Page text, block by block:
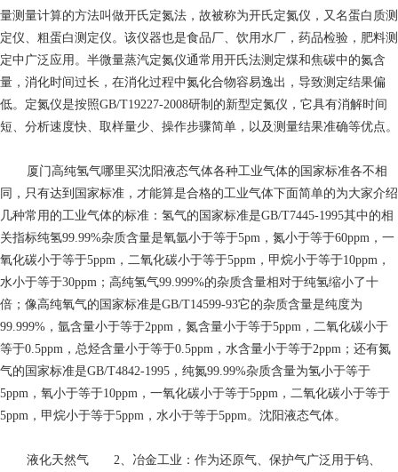
量测量计算的方法叫做开氏定氮法，故被称为开氏定氮仪，又名蛋白质测
定仪、粗蛋白测定仪。该仪器也是食品厂、饮用水厂，药品检验，肥料测
定中广泛应用。半微量蒸汽定氮仪通常用开氏法测定煤和焦碳中的氮含
量，消化时间过长，在消化过程中氮化合物容易逸出，导致测定结果偏
低。定氮仪是按照GB/T19227-2008研制的新型定氮仪，它具有消解时间
短、分析速度快、取样量少、操作步骤简单，以及测量结果准确等优点。
厦门高纯氢气哪里买沈阳液态气体各种工业气体的国家标准各不相
同，只有达到国家标准，才能算是合格的工业气体下面简单的为大家介绍
几种常用的工业气体的标准：氢气的国家标准是GB/T7445-1995其中的相
关指标纯氢99.99%杂质含量是氧氩小于等于5pm，氮小于等于60ppm，一
氧化碳小于等于5ppm，二氧化碳小于等于5ppm，甲烷小于等于10ppm，
水小于等于30ppm；高纯氢气99.999%的杂质含量相对于纯氢缩小了十
倍；像高纯氧气的国家标准是GB/T14599-93它的杂质含量是纯度为
99.999%，氩含量小于等于2ppm，氮含量小于等于5ppm，二氧化碳小于
等于0.5ppm，总烃含量小于等于0.5ppm，水含量小于等于2ppm；还有氮
气的国家标准是GB/T4842-1995，纯氮99.99%杂质含量为氢小于等于
5ppm，氧小于等于10ppm，一氧化碳小于等于5ppm，二氧化碳小于等于
5ppm，甲烷小于等于5ppm，水小于等于5ppm。沈阳液态气体。
液化天然气 2、冶金工业：作为还原气、保护气广泛用于钨、